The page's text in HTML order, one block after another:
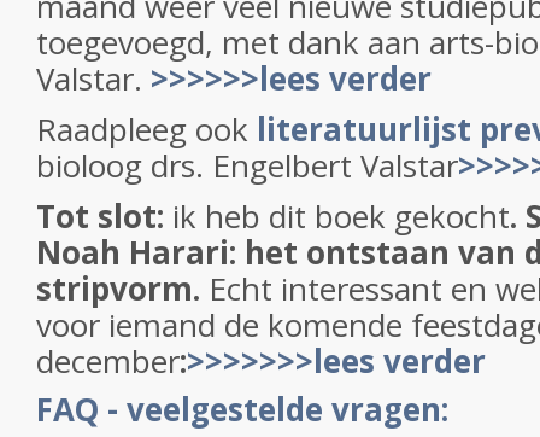
toegevoegd, met dank aan arts-
Valstar. >>>>>>lees verder
Raadpleeg ook literatuurlijst
bioloog drs. Engelbert Valstar
Tot slot: ik heb dit boek gekocht.
Noah Harari: het ontstaan van
stripvorm. Echt interessant en
voor iemand de komende
december:>>>>>>>lees verder
FAQ - veelgestelde vragen: